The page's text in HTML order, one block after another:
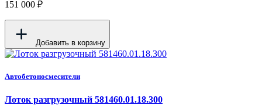
151 000 ₽
Добавить в корзину
Автобетоносмесители
Лоток разгрузочный 581460.01.18.300